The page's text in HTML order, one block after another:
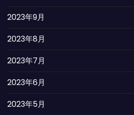
2023年9月
2023年8月
2023年7月
2023年6月
2023年5月